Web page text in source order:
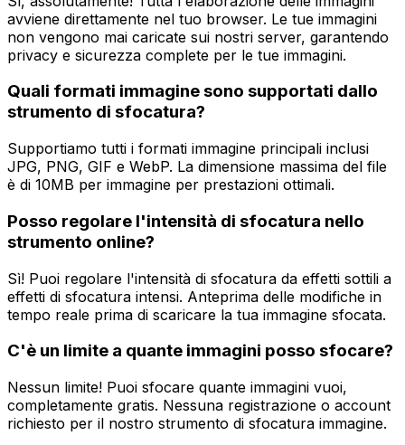
avviene direttamente nel tuo browser. Le tue immagini
non vengono mai caricate sui nostri server, garantendo
privacy e sicurezza complete per le tue immagini.
Quali formati immagine sono supportati dallo
strumento di sfocatura?
Supportiamo tutti i formati immagine principali inclusi
JPG, PNG, GIF e WebP. La dimensione massima del file
è di 10MB per immagine per prestazioni ottimali.
Posso regolare l'intensità di sfocatura nello
strumento online?
Sì! Puoi regolare l'intensità di sfocatura da effetti sottili a
effetti di sfocatura intensi. Anteprima delle modifiche in
tempo reale prima di scaricare la tua immagine sfocata.
C'è un limite a quante immagini posso sfocare?
Nessun limite! Puoi sfocare quante immagini vuoi,
completamente gratis. Nessuna registrazione o account
richiesto per il nostro strumento di sfocatura immagine.